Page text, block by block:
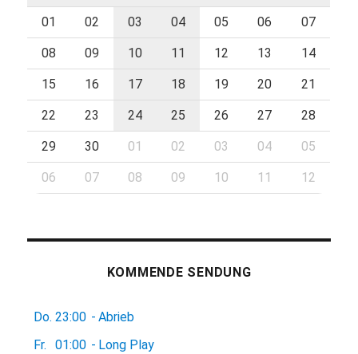
01 02 03 04 05 06 07
08 09 10 11 12 13 14
15 16 17 18 19 20 21
22 23 24 25 26 27 28
29 30 01 02 03 04 05
06 07 08 09 10 11 12
KOMMENDE SENDUNG
Do. 23:00 - Abrieb
Fr.
01:00 - Long Play